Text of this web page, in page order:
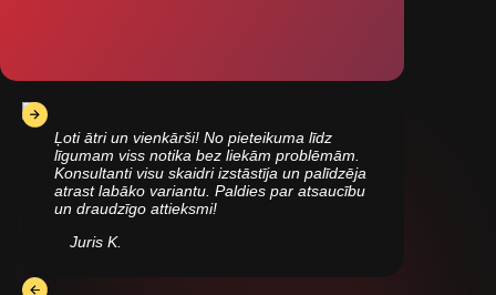
Ļoti ātri un vienkārši! No pieteikuma līdz
līgumam viss notika bez liekām problēmām.
Konsultanti visu skaidri izstāstīja un palīdzēja
atrast labāko variantu. Paldies par atsaucību
un draudzīgo attieksmi!
Juris K.